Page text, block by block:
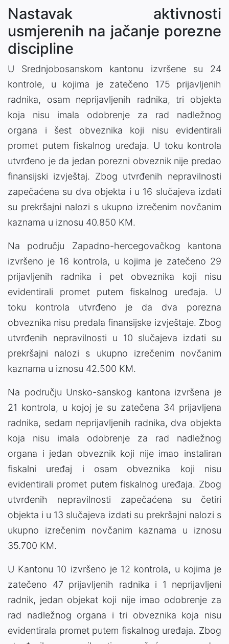
Nastavak aktivnosti
usmjerenih na jačanje porezne
discipline
U Srednjobosanskom kantonu izvršene su 24
kontrole, u kojima je zatečeno 175 prijavljenih
radnika, osam neprijavljenih radnika, tri objekta
koja nisu imala odobrenje za rad nadležnog
organa i šest obveznika koji nisu evidentirali
promet putem fiskalnog uređaja. U toku kontrola
utvrđeno je da jedan porezni obveznik nije predao
finansijski izvještaj. Zbog utvrđenih nepravilnosti
zapečaćena su dva objekta i u 16 slučajeva izdati
su prekršajni nalozi s ukupno izrečenim novčanim
kaznama u iznosu 40.850 KM.
Na području Zapadno-hercegovačkog kantona
izvršeno je 16 kontrola, u kojima je zatečeno 29
prijavljenih radnika i pet obveznika koji nisu
evidentirali promet putem fiskalnog uređaja. U
toku kontrola utvrđeno je da dva porezna
obveznika nisu predala finansijske izvještaje. Zbog
utvrđenih nepravilnosti u 10 slučajeva izdati su
prekršajni nalozi s ukupno izrečenim novčanim
kaznama u iznosu 42.500 KM.
Na području Unsko-sanskog kantona izvršena je
21 kontrola, u kojoj je su zatečena 34 prijavljena
radnika, sedam neprijavljenih radnika, dva objekta
koja nisu imala odobrenje za rad nadležnog
organa i jedan obveznik koji nije imao instaliran
fiskalni uređaj i osam obveznika koji nisu
evidentirali promet putem fiskalnog uređaja. Zbog
utvrđenih nepravilnosti zapečaćena su četiri
objekta i u 13 slučajeva izdati su prekršajni nalozi s
ukupno izrečenim novčanim kaznama u iznosu
35.700 KM.
U Kantonu 10 izvršeno je 12 kontrola, u kojima je
zatečeno 47 prijavljenih radnika i 1 neprijavljeni
radnik, jedan objekat koji nije imao odobrenje za
rad nadležnog organa i tri obveznika koja nisu
evidentirala promet putem fiskalnog uređaja. Zbog